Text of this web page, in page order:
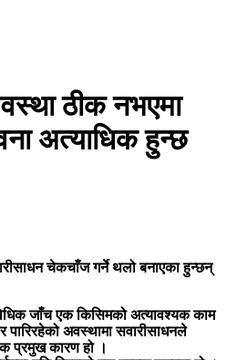
ठीक नभएमा
अत्याधिक हुन्छ
चेकचाँज गर्ने थलो बनाएका हुन्छन्
जाँच एक किसिमको अत्यावश्यक काम
अवस्थामा सवारीसाधनले
प्रमुख कारण हो ।